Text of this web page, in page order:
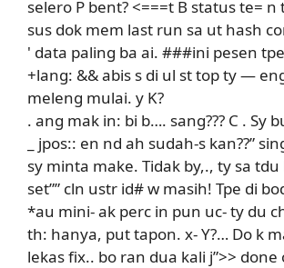
selero P bent? <===t B status te= n
sus dok mem last run sa ut hash
' data paling ba ai. ###ini pesen
+lang: && abis s di ul st top ty —
meleng mulai. y K?
. ang mak in: bi b…. sang??? C . Sy
_ jpos:: en nd ah sudah-s kan??”
sy minta make. Tidak by,., ty sa tdu
set”” cln ustr id# w masih! Tpe di
*au mini- ak perc in pun uc- ty du
th: hanya, put tapon. x- Y?… Do k
lekas fix.. bo ran dua kali j”>> done